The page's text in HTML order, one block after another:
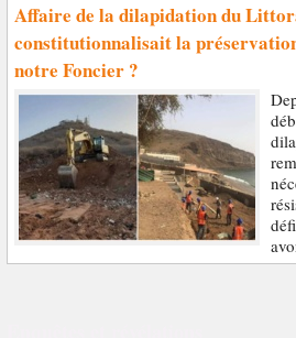
Affaire de la dilapidation du
constitutionnalisait la
notre Foncier ?